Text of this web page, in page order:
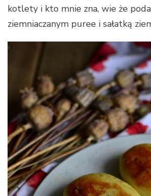
kotlety i kto mnie zna, wie że
ziemniaczanym puree i sałatką